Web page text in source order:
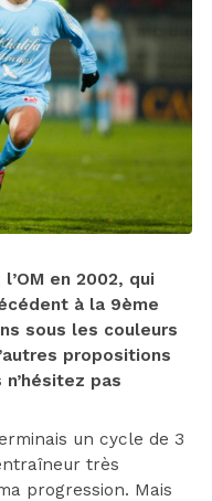
en 2002, qui
à la 9ème
sous les couleurs
propositions
pas
un cycle de 3
très
progression. Mais